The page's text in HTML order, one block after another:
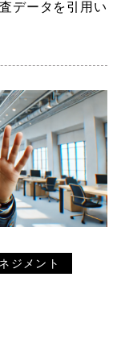
データを引用い
ジメント